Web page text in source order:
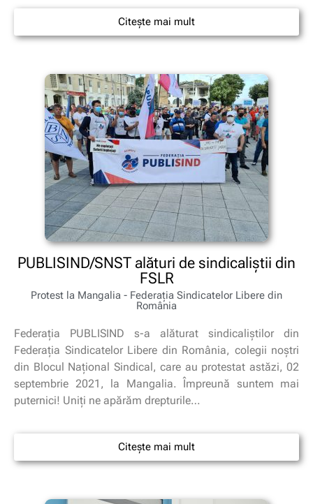
Citește mai mult
PUBLISIND/SNST alături de sindicaliștii din
FSLR
Protest la Mangalia - Federația Sindicatelor Libere din
România
Federația PUBLISIND s-a alăturat sindicaliștilor din
Federația Sindicatelor Libere din România, colegii noștri
din Blocul Național Sindical, care au protestat astăzi, 02
septembrie 2021, la Mangalia. Împreună suntem mai
puternici! Uniți ne apărăm drepturile…
Citește mai mult